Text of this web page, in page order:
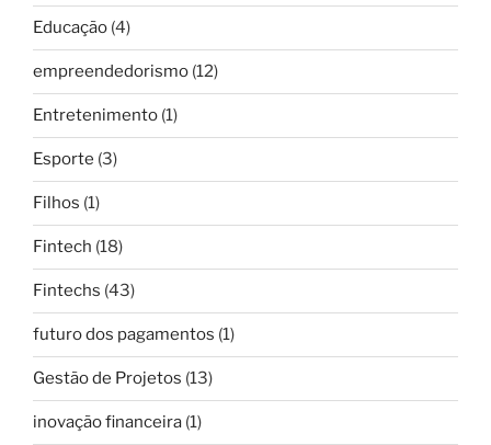
Educação (4)
empreendedorismo (12)
Entretenimento (1)
Esporte (3)
Filhos (1)
Fintech (18)
Fintechs (43)
futuro dos pagamentos (1)
Gestão de Projetos (13)
inovação financeira (1)